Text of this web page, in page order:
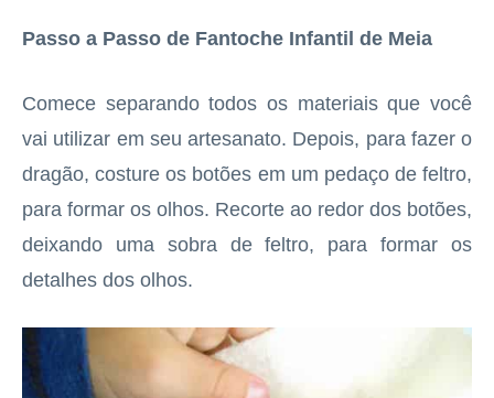
Passo a Passo de Fantoche Infantil de Meia
Comece separando todos os materiais que você
vai utilizar em seu artesanato. Depois, para fazer o
dragão, costure os botões em um pedaço de feltro,
para formar os olhos. Recorte ao redor dos botões,
deixando uma sobra de feltro, para formar os
detalhes dos olhos.